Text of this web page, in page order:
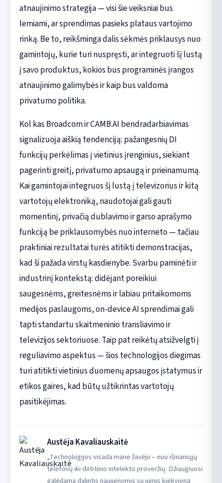
atnaujinimo strategija — visi šie veiksniai bus
lemiami, ar sprendimas pasieks plataus vartojimo
rinką. Be to, reikšminga dalis sėkmės priklausys nuo
gamintojų, kurie turi nuspręsti, ar integruoti šį lustą
į savo produktus, kokios bus programinės įrangos
atnaujinimo galimybės ir kaip bus valdoma
privatumo politika.
Kol kas Broadcom ir CAMB.AI bendradarbiavimas
signalizuoja aiškią tendenciją: pažangesnių DI
funkcijų perkėlimas į vietinius įrenginius, siekiant
pagerinti greitį, privatumo apsaugą ir prieinamumą.
Kai gamintojai integruos šį lustą į televizorius ir kitą
vartotojų elektroniką, naudotojai gali gauti
momentinį, privačią dublavimo ir garso aprašymo
funkciją be priklausomybės nuo interneto — tačiau
praktiniai rezultatai turės atitikti demonstracijas,
kad ši pažada virstų kasdienybe. Svarbu paminėti ir
industrinį kontekstą: didėjant poreikiui
saugesnėms, greitesnėms ir labiau pritaikomoms
medijos paslaugoms, on-device AI sprendimai gali
tapti standartu skaitmeninio transliavimo ir
televizijos sektoriuose. Taip pat reikėtų atsižvelgti į
reguliavimo aspektus — šios technologijos diegimas
turi atitikti vietinius duomenų apsaugos įstatymus ir
etikos gaires, kad būtų užtikrintas vartotojų
pasitikėjimas.
Austėja Kavaliauskaitė
„Technologijos visada mane žavėjo – nuo išmaniųjų
telefonų iki dirbtinio intelekto proveržių. Džiaugiuosi
galėdama dalintis naujienomis su jumis kiekvieną